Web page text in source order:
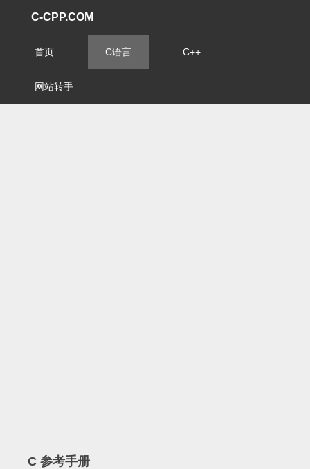
C-CPP.COM
首页 C语言 C++
网站转手
C 参考手册